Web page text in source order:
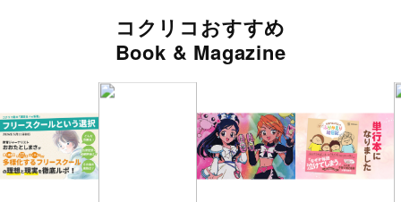
コクリコおすすめ
Book & Magazine